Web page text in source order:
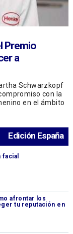
Premio
a
Schwarzkopf
con la
en el ámbito
Edición España
afrontar los
tu reputación en